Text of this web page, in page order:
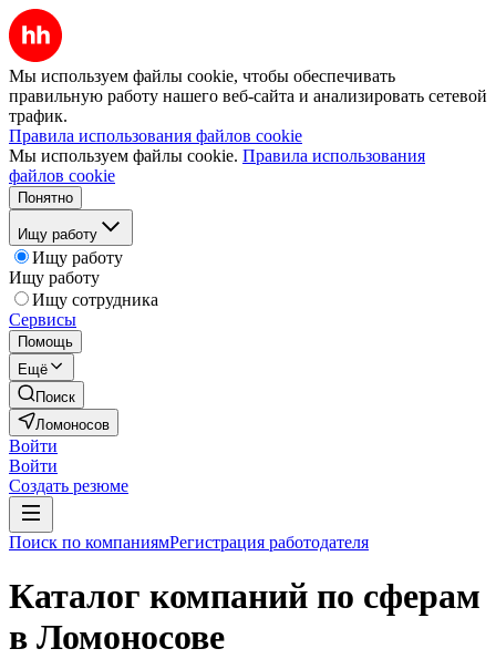
Мы используем файлы cookie, чтобы обеспечивать
правильную работу нашего веб-сайта и анализировать сетевой
трафик.
Правила использования файлов cookie
Мы используем файлы cookie. Правила использования
файлов cookie
Понятно
Ищу работу
Ищу работу
Ищу работу
Ищу сотрудника
Сервисы
Помощь
Ещё
Поиск
Ломоносов
Войти
Войти
Создать резюме
Поиск по компаниямРегистрация работодателя
Каталог компаний по сферам
в Ломоносове